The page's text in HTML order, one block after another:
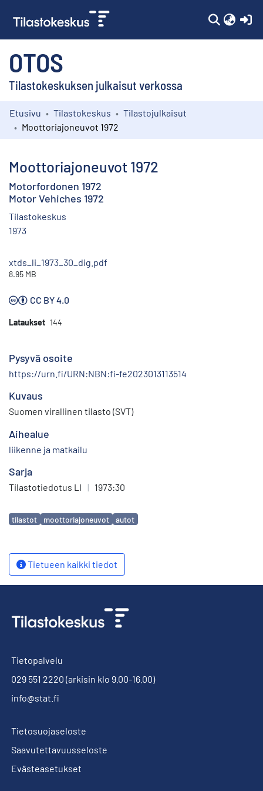
OTOS
Tilastokeskuksen julkaisut verkossa
Kokoelmat
Etusivu Tilastokeskus
Tilastojulkaisut
Moottoriajoneuvot 1972
Moottoriajoneuvot 1972
Motorfordonen 1972
Motor Vehiches 1972
Tilastokeskus
1973
xtds_li_1973_30_dig.pdf
8.95 MB
CC BY 4.0
Lataukset 144
Pysyvä osoite
https://urn.fi/URN:NBN:fi-fe2023013113514
Kuvaus
Suomen virallinen tilasto (SVT)
Aihealue
liikenne ja matkailu
Sarja
Tilastotiedotus LI | 1973:30
Avainsanat
tilastot moottoriajoneuvot autot
Tietueen kaikki tiedot
Tietopalvelu
029 551 2220 (arkisin klo 9.00-16.00)
info@stat.fi
Tietosuojaseloste
Saavutettavuusseloste
Evästeasetukset